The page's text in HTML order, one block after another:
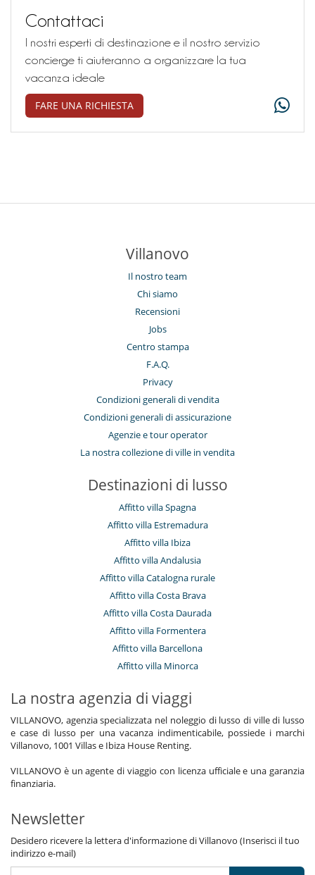
Contattaci
I nostri esperti di destinazione e il nostro servizio
concierge ti aiuteranno a organizzare la tua
vacanza ideale
FARE UNA RICHIESTA
Villanovo
Il nostro team
Chi siamo
Recensioni
Jobs
Centro stampa
F.A.Q.
Privacy
Condizioni generali di vendita
Condizioni generali di assicurazione
Agenzie e tour operator
La nostra collezione di ville in vendita
Destinazioni di lusso
Affitto villa Spagna
Affitto villa Estremadura
Affitto villa Ibiza
Affitto villa Andalusia
Affitto villa Catalogna rurale
Affitto villa Costa Brava
Affitto villa Costa Daurada
Affitto villa Formentera
Affitto villa Barcellona
Affitto villa Minorca
La nostra agenzia di viaggi
VILLANOVO, agenzia specializzata nel noleggio di lusso di ville di lusso
e case di lusso per una vacanza indimenticabile, possiede i marchi
Villanovo, 1001 Villas e Ibiza House Renting.
VILLANOVO è un agente di viaggio con licenza ufficiale e una garanzia
finanziaria.
Newsletter
Desidero ricevere la lettera d'informazione di Villanovo (Inserisci il tuo
indirizzo e-mail)